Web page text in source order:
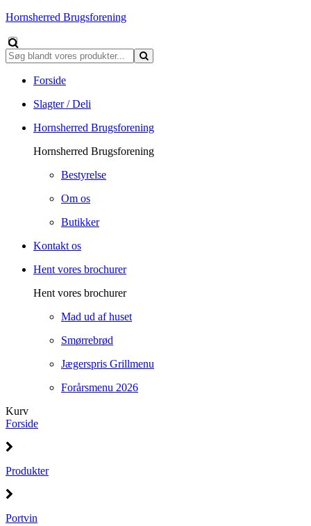
Hornsherred Brugsforening
Forside
Slagter / Deli
Hornsherred Brugsforening
Hornsherred Brugsforening
Bestyrelse
Om os
Butikker
Kontakt os
Hent vores brochurer
Hent vores brochurer
Mad ud af huset
Smørrebrød
Jægerspris Grillmenu
Forårsmenu 2026
Kurv
Forside
Produkter
Portvin